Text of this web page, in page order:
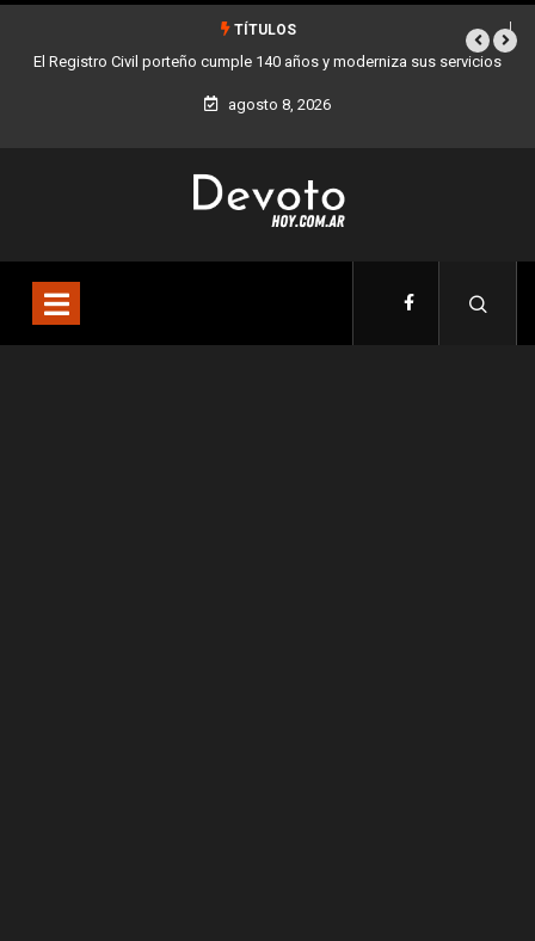
TÍTULOS
Civil porteño cumple 140 años y moderniza sus servicios Buenos Aires
agosto 8, 2026